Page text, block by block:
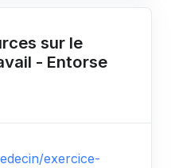
sur le
- Entorse
exercice-